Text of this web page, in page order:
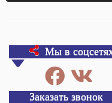
Мы в
Заказать звонок